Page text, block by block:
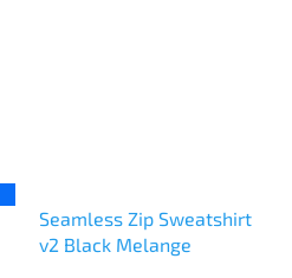
Seamless Zip Sweatshirt
v2 Black Melange